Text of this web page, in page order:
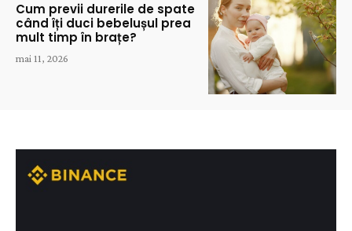
Cum previi durerile de spate
când îți duci bebelușul prea
mult timp în brațe?
mai 11, 2026